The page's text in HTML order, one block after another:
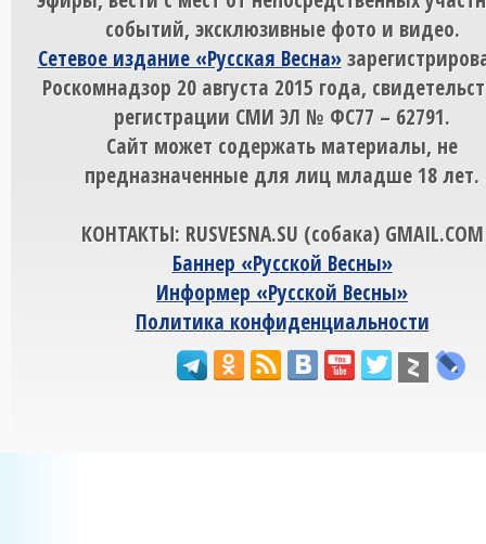
событий, эксклюзивные фото и видео.
Сетевое издание «Русская Весна»
Роскомнадзор 20 августа 2015 года,
регистрации СМИ ЭЛ № ФС77 – 62791.
Сайт может содержать материалы, не
предназначенные для лиц младше 18 лет.
КОНТАКТЫ: RUSVESNA.SU (собака) GMAIL.COM
Баннер «Русской Весны»
Информер «Русской Весны»
Политика конфиденциальности